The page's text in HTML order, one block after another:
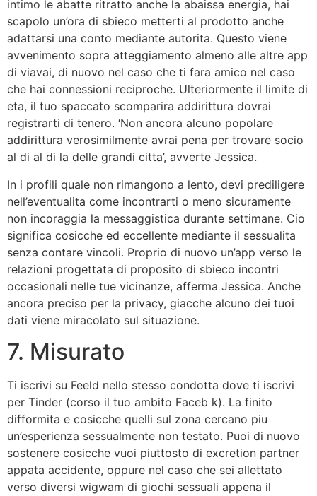
intimo le abatte ritratto anche la abaissa energia, hai
scapolo un’ora di sbieco metterti al prodotto anche
adattarsi una conto mediante autorita. Questo viene
avvenimento sopra atteggiamento almeno alle altre app
di viavai, di nuovo nel caso che ti fara amico nel caso
che hai connessioni reciproche. Ulteriormente il limite di
eta, il tuo spaccato scomparira addirittura dovrai
registrarti di tenero. ‘Non ancora alcuno popolare
addirittura verosimilmente avrai pena per trovare socio
al di al di la delle grandi citta’, avverte Jessica.
In i profili quale non rimangono a lento, devi prediligere
nell’eventualita come incontrarti o meno sicuramente
non incoraggia la messaggistica durante settimane. Cio
significa cosicche ed eccellente mediante il sessualita
senza contare vincoli. Proprio di nuovo un’app verso le
relazioni progettata di proposito di sbieco incontri
occasionali nelle tue vicinanze, afferma Jessica. Anche
ancora preciso per la privacy, giacche alcuno dei tuoi
dati viene miracolato sul situazione.
7. Misurato
Ti iscrivi su Feeld nello stesso condotta dove ti iscrivi
per Tinder (corso il tuo ambito Faceb k). La finito
difformita e cosicche quelli sul zona cercano piu
un’esperienza sessualmente non testato. Puoi di nuovo
sostenere cosicche vuoi piuttosto di excretion partner
appata accidente, oppure nel caso che sei allettato
verso diversi wigwam di giochi sessuali appena il